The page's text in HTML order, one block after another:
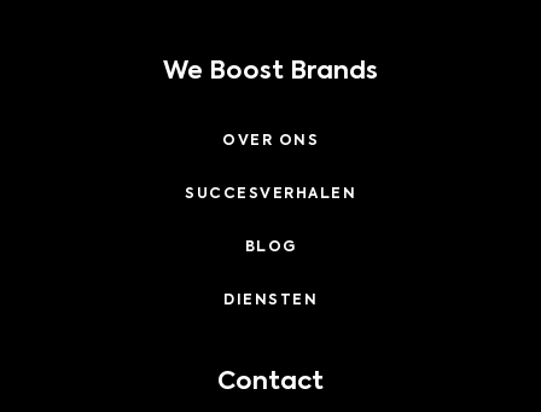
We Boost Brands
OVER ONS
SUCCESVERHALEN
BLOG
DIENSTEN
Contact